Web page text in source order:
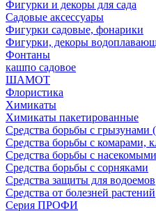
Фигурки и декоры для сада
Садовые аксессуары
Фигурки садовые, фонарики
Фигурки, декоры
Фонтаны
кашпо садовое
ШАМОТ
Флористика
Химикаты
Химикаты пакетированные
Средства борьбы с
Средства борьбы с комарами,
Средства борьбы с
Средства борьбы с сорняками
Средства защиты для водоемов
Средства от болезней растений
Серия ПРОФИ